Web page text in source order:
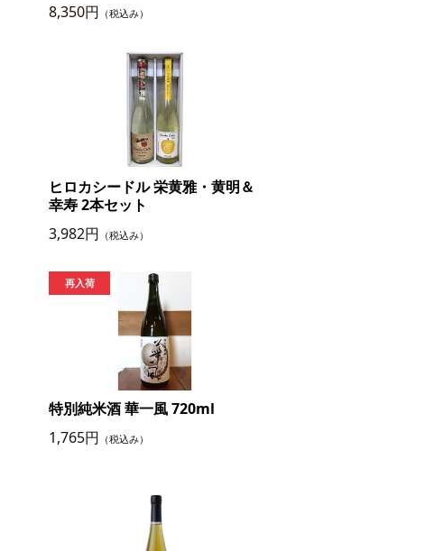
8,350円 （税込み）
ヒロカシードル 栄黄雅・黄明＆
幸寿 2本セット
3,982円 （税込み）
特別純米酒 華一風 720ml
1,765円 （税込み）